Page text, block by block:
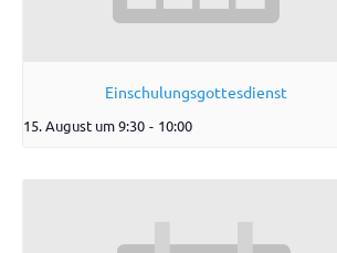
Einschulungsgottesdienst
15. August um 9:30 - 10:00